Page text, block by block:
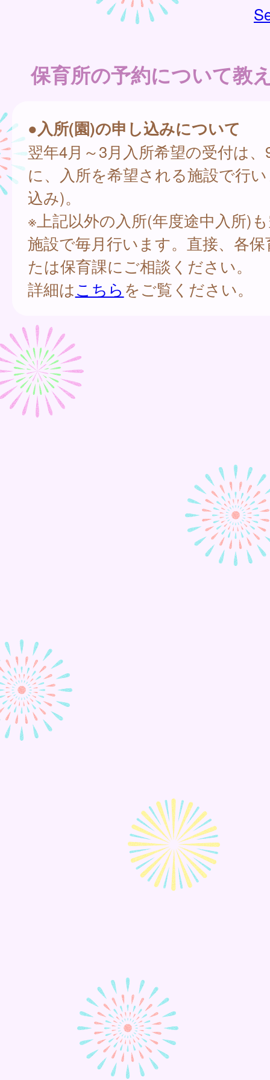
保育所の予約について教
●入所(園)の申し込みについて
翌年4月～3月入所希望の受付は
に、入所を希望される施設で行
込み)。
※上記以外の入所(年度途中入所)
施設で毎月行います。直接、各
たは保育課にご相談ください。
詳細はこちら をご覧ください。